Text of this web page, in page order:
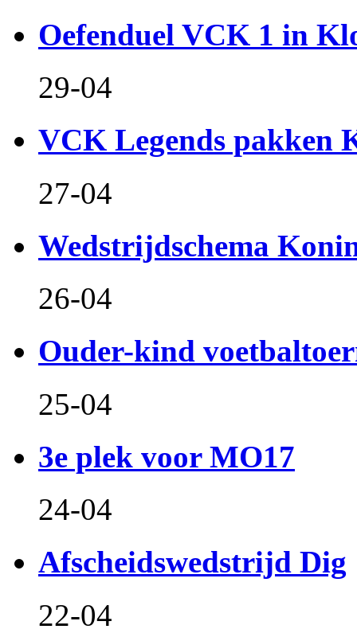
Oefenduel VCK 1 in
29-04
VCK Legends pakken
27-04
Wedstrijdschema
26-04
Ouder-kind
25-04
3e plek voor MO17
24-04
Afscheidswedstrijd Dig
22-04